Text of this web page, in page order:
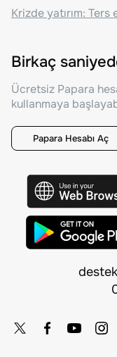
Krizde yatırım:
Birkaç
Ücretsiz Papara
kullanmaya
Papara Hesabı Aç